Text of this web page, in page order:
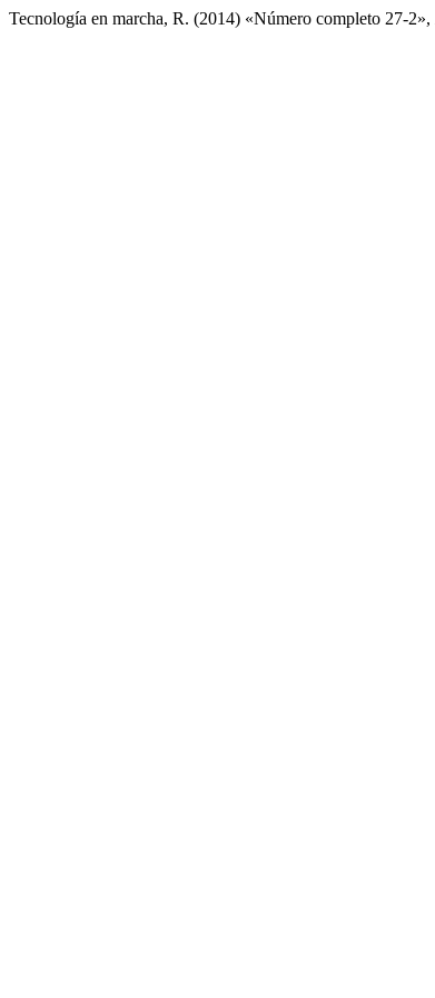
Tecnología en marcha, R. (2014) «Número completo 27-2»,